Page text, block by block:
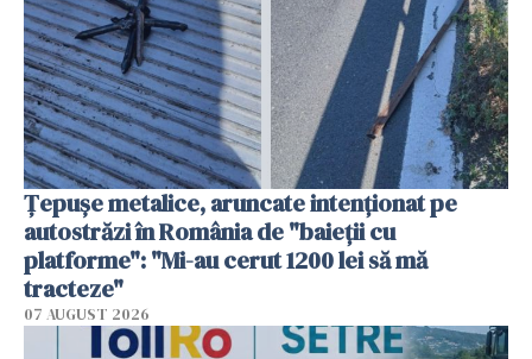
Țepușe metalice, aruncate intenționat pe
autostrăzi în România de "baieții cu
platforme": "Mi-au cerut 1200 lei să mă
tracteze"
07 AUGUST 2026